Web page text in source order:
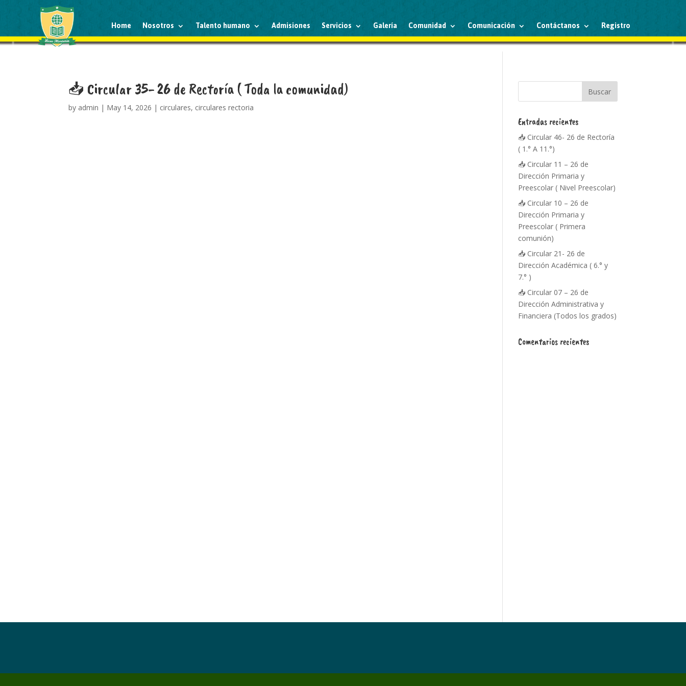
Home Nosotros Talento humano Admisiones Servicios Galería Comunidad Comunicación Contáctanos Registro
📥 Circular 35- 26 de Rectoría ( Toda la comunidad)
by admin | May 14, 2026 | circulares, circulares rectoria
Entradas recientes
📥 Circular 46- 26 de Rectoría
( 1.° A 11.°)
📥 Circular 11 – 26 de
Dirección Primaria y
Preescolar ( Nivel Preescolar)
📥 Circular 10 – 26 de
Dirección Primaria y
Preescolar ( Primera
comunión)
📥 Circular 21- 26 de
Dirección Académica ( 6.° y
7.° )
📥 Circular 07 – 26 de
Dirección Administrativa y
Financiera (Todos los grados)
Comentarios recientes